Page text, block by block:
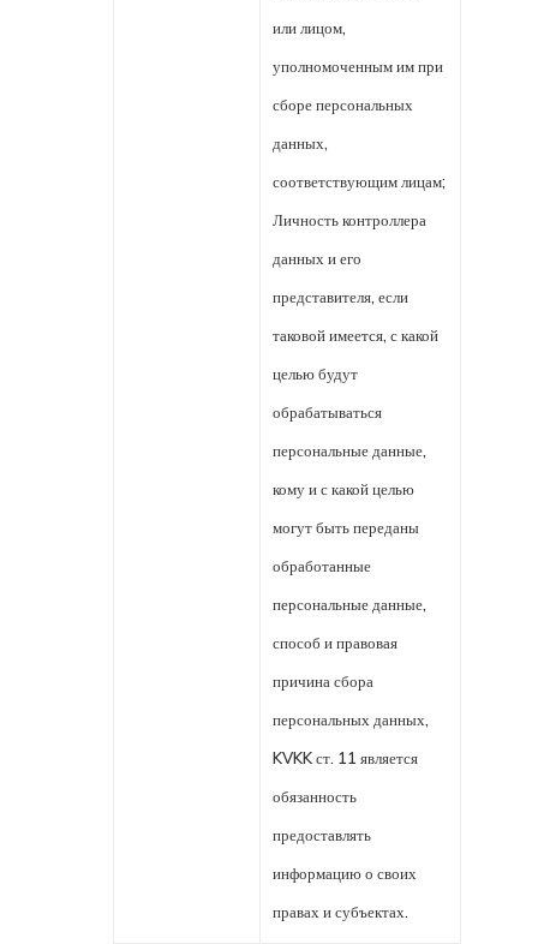
или лицом,
уполномоченным им при
сборе персональных
данных,
соответствующим лицам;
Личность контроллера
данных и его
представителя, если
таковой имеется, с какой
целью будут
обрабатываться
персональные данные,
кому и с какой целью
могут быть переданы
обработанные
персональные данные,
способ и правовая
причина сбора
персональных данных,
KVKK ст. 11 является
обязанность
предоставлять
информацию о своих
правах и субъектах.